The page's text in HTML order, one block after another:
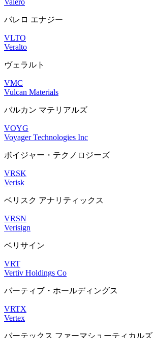
バレロ エナジー
VLTO
Veralto
ヴェラルト
VMC
Vulcan Materials
バルカン マテリアルズ
VOYG
Voyager Technologies Inc
ボイジャー・テクノロジーズ
VRSK
Verisk
ベリスク アナリティックス
VRSN
Verisign
ベリサイン
VRT
Vertiv Holdings Co
バーティブ・ホールディングス
VRTX
Vertex
バーテックス ファーマシューティカルズ